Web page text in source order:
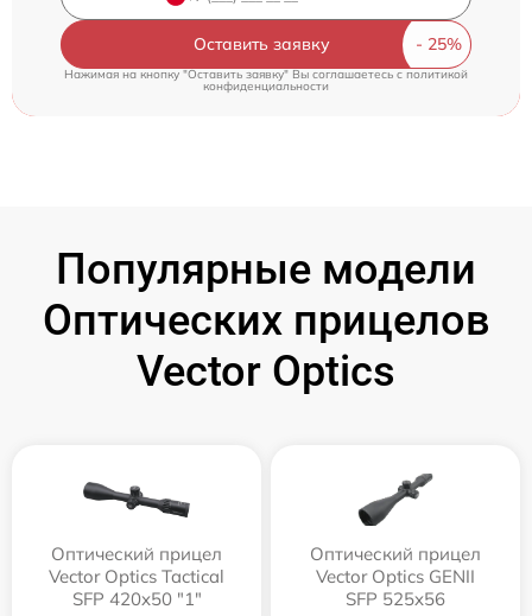
Оставить заявку
Нажимая на кнопку "Оставить заявку" Вы соглашаетесь cполитикой
конфиденциальности
Популярные модели
Оптических прицелов
Vector Optics
Оптический прицел
Vector Optics Tactical
SFP 420x50 "1"
Оптический прицел
Vector Optics GENII
SFP 525x56